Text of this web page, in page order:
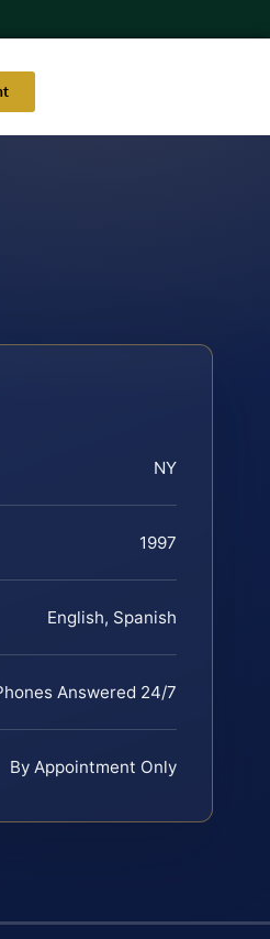
NY
1997
English, Spanish
Answered 24/7
By Appointment Only